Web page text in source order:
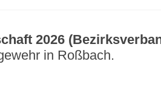
2026
in Roßbach.